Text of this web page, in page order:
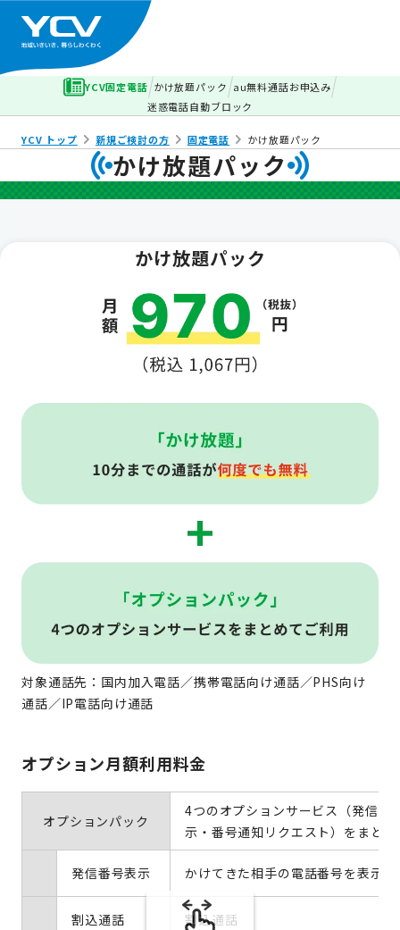
YCV固定電話 かけ放題パック au無料通話お申込み
迷惑電話自動ブロック
YCV トップ 新規ご検討の方 固定電話 かけ放題パック
かけ放題パック
かけ放題パック
対象通話先：国内加入電話／携帯電話向け通話／PHS向け
通話／IP電話向け通話
オプション月額利用料金
オプションパック
4つのオプションサービス（発信番
示・番号通知リクエスト）をまと
発信番号表示 かけてきた相手の電話番号を表示し
割込通話 割込通話